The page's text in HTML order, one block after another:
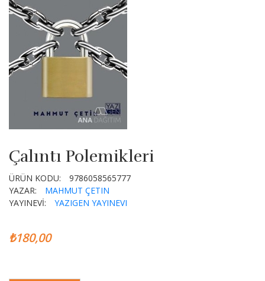
Çalıntı Polemikleri
ÜRÜN KODU:
9786058565777
YAZAR:
MAHMUT ÇETIN
YAYINEVİ:
YAZIGEN YAYINEVI
₺180,00